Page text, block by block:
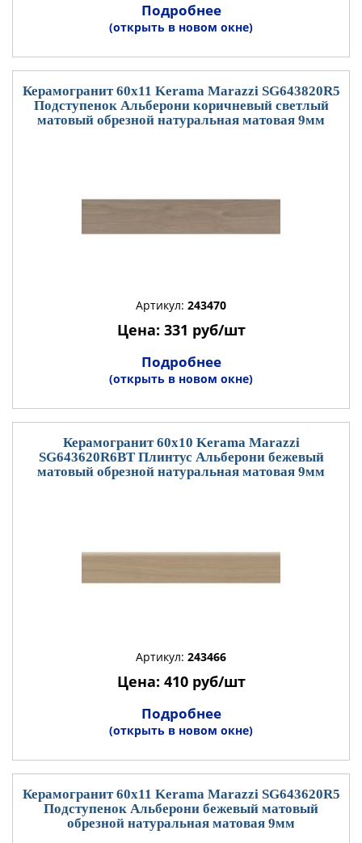
Подробнее
(открыть в новом окне)
Керамогранит 60x11 Kerama Marazzi SG643820R5
Подступенок Альберони коричневый светлый
матовый обрезной натуральная матовая 9мм
Артикул: 243470
Цена: 331 руб/шт
Подробнее
(открыть в новом окне)
Керамогранит 60x10 Kerama Marazzi
SG643620R6BT Плинтус Альберони бежевый
матовый обрезной натуральная матовая 9мм
Артикул: 243466
Цена: 410 руб/шт
Подробнее
(открыть в новом окне)
Керамогранит 60x11 Kerama Marazzi SG643620R5
Подступенок Альберони бежевый матовый
обрезной натуральная матовая 9мм